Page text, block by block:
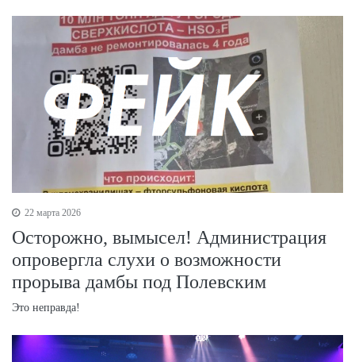
22 марта 2026
Осторожно, вымысел! Администрация
опровергла слухи о возможности
прорыва дамбы под Полевским
Это неправда!